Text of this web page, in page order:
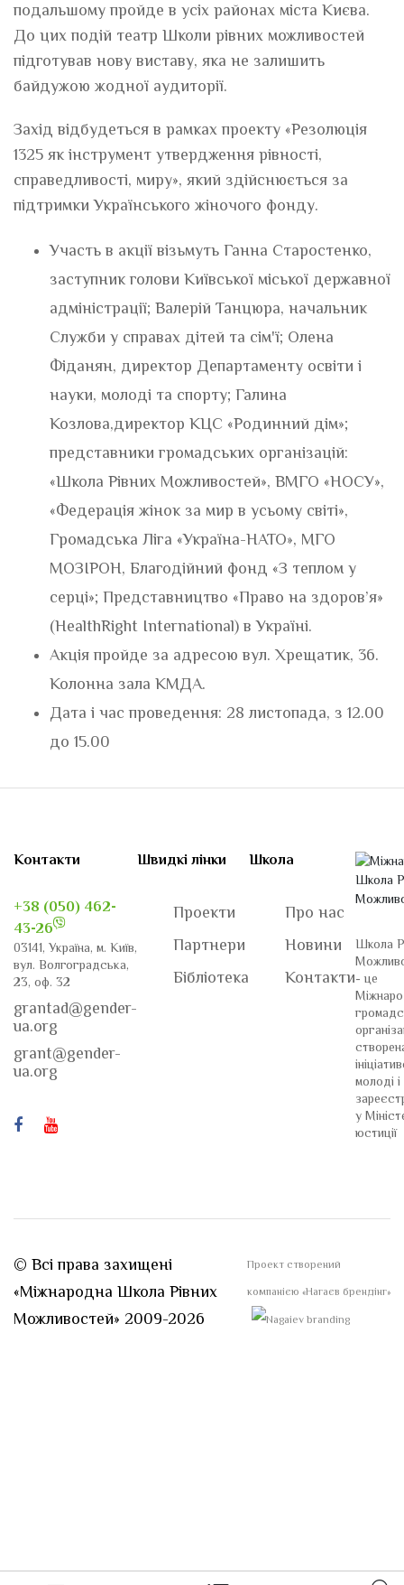
подальшому пройде в усіх районах міста Києва.
До цих подій театр Школи рівних можливостей
підготував нову виставу, яка не залишить
байдужою жодної аудиторії.
Захід відбудеться в рамках проекту «Резолюція
1325 як інструмент утвердження рівності,
справедливості, миру», який здійснюється за
підтримки Українського жіночого фонду.
Участь в акції візьмуть Ганна Старостенко,
заступник голови Київської міської державної
адміністрації; Валерій Танцюра, начальник
Служби у справах дітей та сім'ї; Олена
Фіданян, директор Департаменту освіти і
науки, молоді та спорту; Галина
Козлова,директор КЦС «Родинний дім»;
представники громадських організацій:
«Школа Рівних Можливостей», ВМГО «НОСУ»,
«Федерація жінок за мир в усьому світі»,
Громадська Ліга «Україна-НАТО», МГО
МОЗІРОН, Благодійний фонд «З теплом у
серці»; Представництво «Право на здоров’я»
(HealthRight International) в Україні.
Акція пройде за адресою вул. Хрещатик, 36.
Колонна зала КМДА.
Дата і час проведення: 28 листопада, з 12.00
до 15.00
Контакти
+38 (050) 462-
43-26
03141, Україна, м. Київ,
вул. Волгоградська,
23, оф. 32
grantad@gender-
ua.org
grant@gender-
ua.org
Швидкі лінки
Проекти
Партнери
Бібліотека
Школа
Про нас
Новини
Контакти
Школа
- це
молоді і
у
юстиції
© Всі права захищені
«Міжнародна Школа Рівних
Можливостей» 2009-2026
Проект створений
компанією«Нагаєв брендінг»